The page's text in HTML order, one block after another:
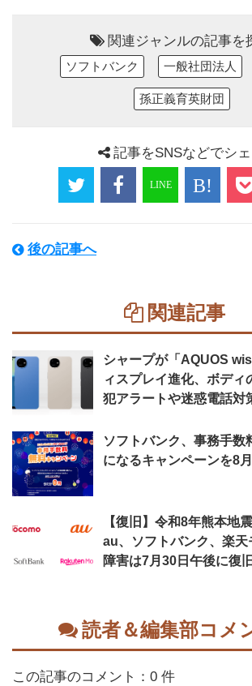
関連ジャンルの記事を
ソフトバンク 一般社団法人
孫正義育英財団
記事をSNSなどでシ
後の記事へ
関連記事
シャープが「AQUOS
ィスプレイ進化、ボディ
犯アラートや迷惑電話対
ソフトバンク、事務手数
になるキャンペーンを8
【復旧】令和8年熊本地
au、ソフトバンク、楽天
障害は7月30日午後に復旧
読者＆編集部コメ
この記事のコメント：0 件